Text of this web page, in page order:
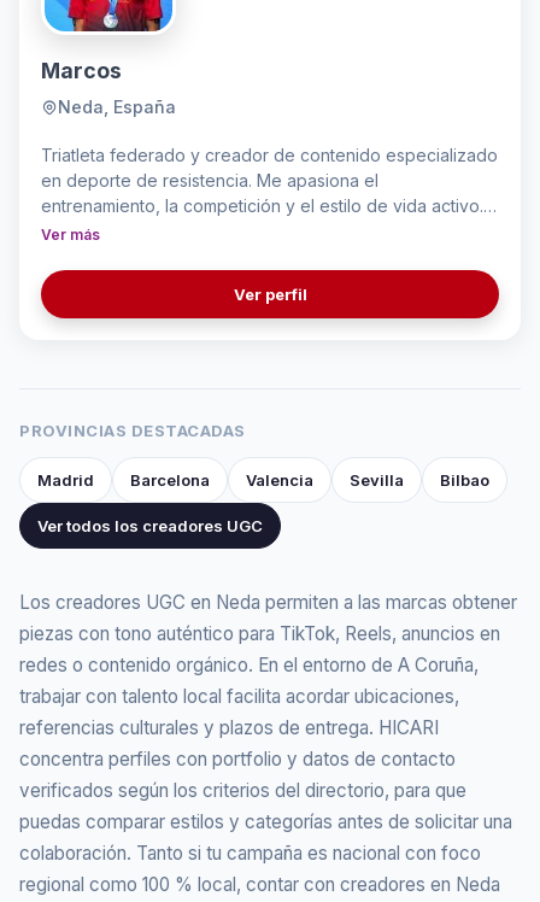
Marcos
Neda, España
Triatleta federado y creador de contenido especializado
en deporte de resistencia. Me apasiona el
entrenamiento, la competición y el estilo de vida activo.
Creo contenido auténtico desde mi experiencia real
todo lo que rodea al deporte de alto rendimiento.
Comparto una landing sencilla que hice para mostrar mis
Ver más
Ver perfil
PROVINCIAS DESTACADAS
Madrid Barcelona Valencia Sevilla Bilbao
Ver todos los creadores UGC
Los creadores UGC en Neda permiten a las marcas obtener
piezas con tono auténtico para TikTok, Reels, anuncios en
redes o contenido orgánico. En el entorno de A Coruña,
trabajar con talento local facilita acordar ubicaciones,
referencias culturales y plazos de entrega. HICARI
concentra perfiles con portfolio y datos de contacto
verificados según los criterios del directorio, para que
puedas comparar estilos y categorías antes de solicitar una
colaboración. Tanto si tu campaña es nacional con foco
regional como 100 % local, contar con creadores en Neda